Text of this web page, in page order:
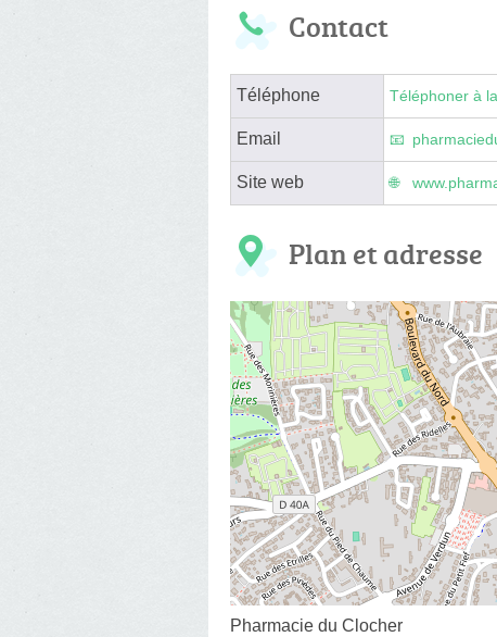
Contact
Téléphone Téléphoner à
Email
Site web
Plan et adresse
Pharmacie du Clocher